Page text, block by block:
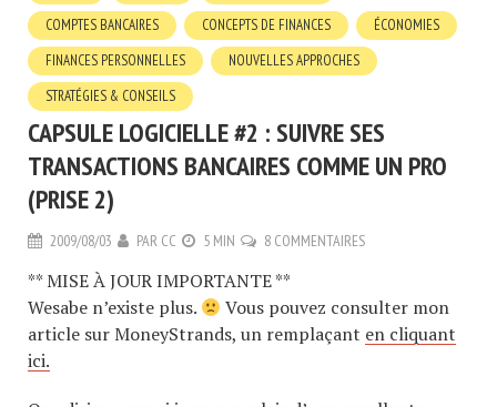
COMPTES BANCAIRES
CONCEPTS DE FINANCES
ÉCONOMIES
FINANCES PERSONNELLES
NOUVELLES APPROCHES
STRATÉGIES & CONSEILS
CAPSULE LOGICIELLE #2 : SUIVRE SES
TRANSACTIONS BANCAIRES COMME UN PRO
(PRISE 2)
2009/08/03 PAR CC 5 MIN 8 COMMENTAIRES
** MISE À JOUR IMPORTANTE **
Wesabe n’existe plus.
Vous pouvez consulter mon
article sur MoneyStrands, un remplaçant en cliquant
ici.